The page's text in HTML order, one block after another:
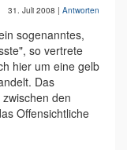
31. Juli 2008 | Antworten
sogenanntes,
so vertrete
hier um eine gelb
Das
den
Offensichtliche